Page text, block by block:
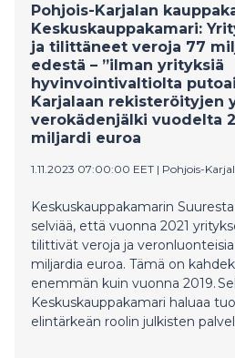
Pohjois-Karjalan
Keskuskauppakamari:
ja tilittäneet veroja 77
edestä – ”ilman yrityksiä
hyvinvointivaltiolta
Karjalaan rekisteröityjen
verokädenjälki vuodelta
miljardi euroa
1.11.2023 07:00:00 EET | Pohjois-
Keskuskauppakamarin
selviää, että vuonna 2021
tilittivät veroja ja
miljardia euroa. Tämä on
enemmän kuin vuonna 2019.
Keskuskauppakamari haluaa
elintärkeän roolin julkisten